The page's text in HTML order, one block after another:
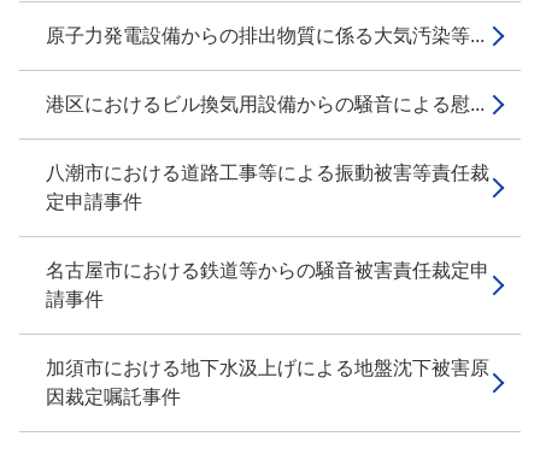
原子力発電設備からの排出物質に係る大気汚染等...
港区におけるビル換気用設備からの騒音による慰...
八潮市における道路工事等による振動被害等責任裁
定申請事件
名古屋市における鉄道等からの騒音被害責任裁定申
請事件
加須市における地下水汲上げによる地盤沈下被害原
因裁定嘱託事件